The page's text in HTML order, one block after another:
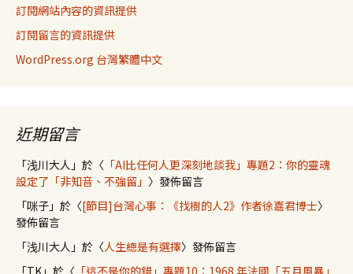
訂閱網站內容的資訊提供
訂閱留言的資訊提供
WordPress.org 台灣繁體中文
近期留言
「浅川大人 」於〈 「AI比任何人更深刻地談我」專題2：你的靈魂
設定了「非知音、不強留」 〉發佈留言
「咪子 」於〈[節目]台灣心事：《找樹的人2》作者徐嘉君博士〉
發佈留言
「浅川大人 」於〈人生總是有選擇〉發佈留言
「TK 」於〈 「這不是你的錯」專題10：1968 年法國「五月風暴」